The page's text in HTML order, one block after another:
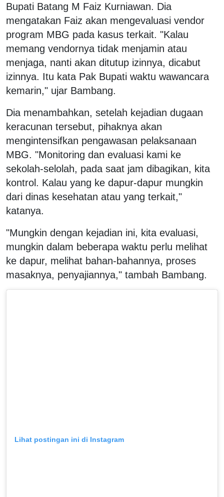
Bupati Batang M Faiz Kurniawan. Dia
mengatakan Faiz akan mengevaluasi vendor
program MBG pada kasus terkait. "Kalau
memang vendornya tidak menjamin atau
menjaga, nanti akan ditutup izinnya, dicabut
izinnya. Itu kata Pak Bupati waktu wawancara
kemarin," ujar Bambang.
Dia menambahkan, setelah kejadian dugaan
keracunan tersebut, pihaknya akan
mengintensifkan pengawasan pelaksanaan
MBG. "Monitoring dan evaluasi kami ke
sekolah-selolah, pada saat jam dibagikan, kita
kontrol. Kalau yang ke dapur-dapur mungkin
dari dinas kesehatan atau yang terkait,"
katanya.
"Mungkin dengan kejadian ini, kita evaluasi,
mungkin dalam beberapa waktu perlu melihat
ke dapur, melihat bahan-bahannya, proses
masaknya, penyajiannya," tambah Bambang.
Lihat postingan ini di Instagram